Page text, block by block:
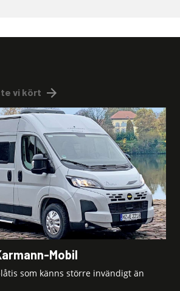
vi kört
Mobil
som känns större invändigt än